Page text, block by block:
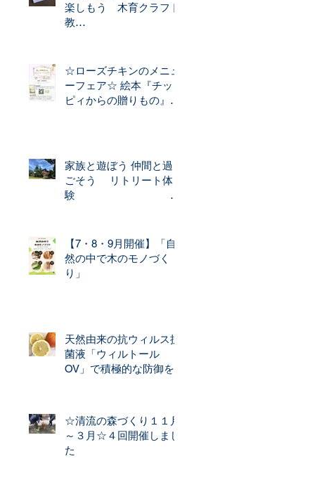
楽しもう 木育クラフト
教
☆「木のペンケース」
☆「木のスマホ立て」☆
づくり
☆ローズチキンのメニュ
ーフェア☆ 絵本『チッ
ピィからの贈りもの』か
します！
家族と遊ぼう 仲間と過
ごそう リトリート体
験
【7・8・9月開催】「自
然の中で木のモノづく
り」
天然由来の抗ウィルス抗
菌液「ウィルトール
OV」で積極的な防御を
☆清流の森づくり１１月
～３月☆４回開催しまし
た